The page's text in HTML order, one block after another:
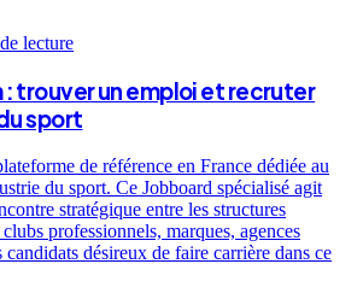
de lecture
trouver un emploi et recruter
sport
de référence en France dédiée au
du sport. Ce Jobboard spécialisé agit
stratégique entre les structures
professionnels, marques, agences
candidats désireux de faire carrière dans ce